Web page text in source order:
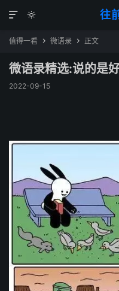
往


值得一看  微语录  正文
微语录精选:说的是
2022-09-15